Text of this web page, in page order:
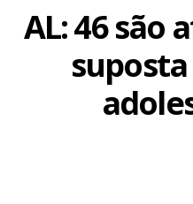
AL: 46 são